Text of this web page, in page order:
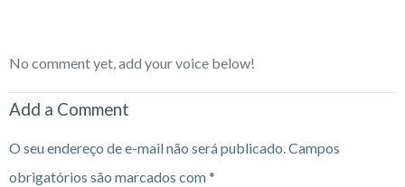
No comment yet, add your voice below!
Add a Comment
O seu endereço de e-mail não será publicado.Campos
obrigatórios são marcados com*